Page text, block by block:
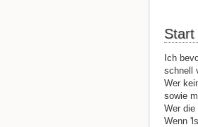
Start
Ich
schnell
Wer
sowie
Wer
Wenn